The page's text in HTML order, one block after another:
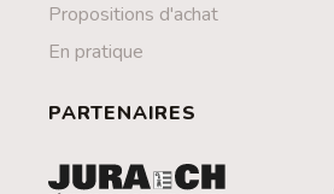
Propositions d'achat
En pratique
PARTENAIRES